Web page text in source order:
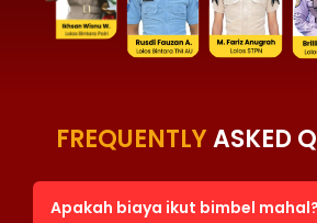
FREQUENTLYASKED
Apakah biaya ikut bimbel mahal?